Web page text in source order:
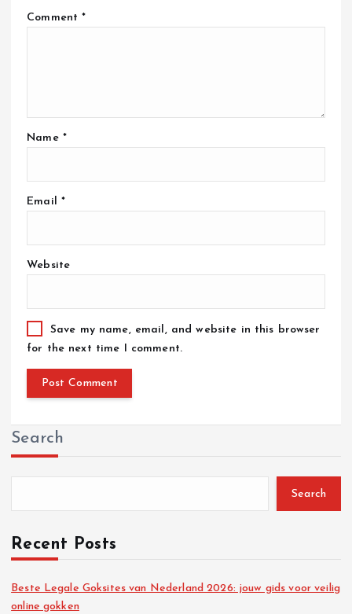
Comment*
Name *
Email *
Website
Save my name, email, and website in this browser
for the next time I comment.
Search
Search
Recent Posts
Beste Legale Goksites van Nederland 2026: jouw gids voor veilig
online gokken